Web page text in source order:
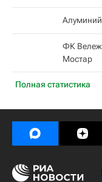
Полная статистика
Алуминий
ФК Вележ
Мостар